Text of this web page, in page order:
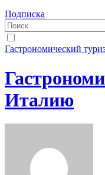
Подписка
Гастрономический
Италию